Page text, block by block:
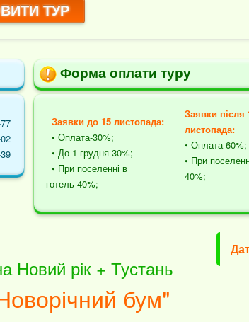
ТУР
Форма оплати туру
Заявки до 15 листопада:
• Оплата-30%;
• До 1 грудня-30%;
• При поселенні в
готель-40%;
Заявки після
листопада:
• Оплата-60%;
• При
40%;
Новий рік + Тустань
бум"